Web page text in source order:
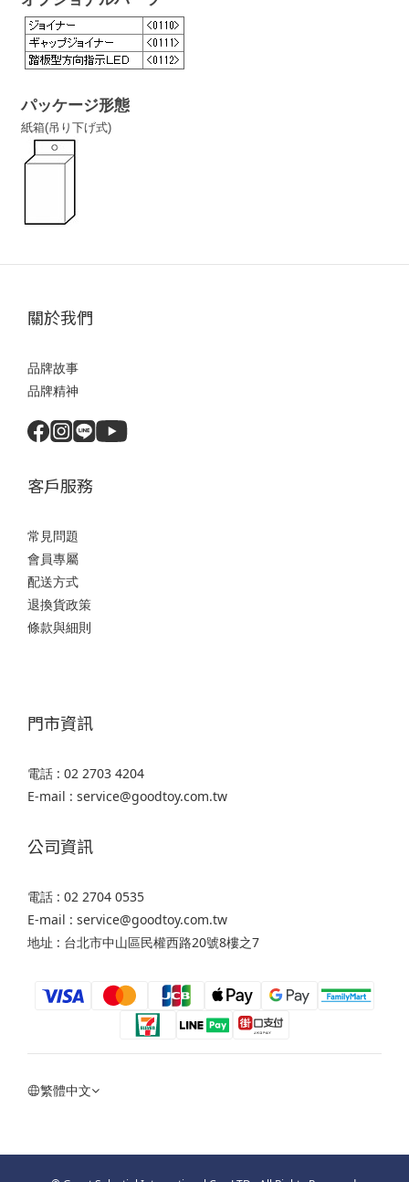
パッケージ形態
紙箱(吊り下げ式)
關於我們
品牌故事
品牌精神
客戶服務
常見問題
會員專屬
配送方式
退換貨政策
條款與細則
門市資訊
電話 : 02 2703 4204
E-mail : service@goodtoy.com.tw
公司資訊
電話 : 02 2704 0535
E-mail : service@goodtoy.com.tw
地址 : 台北市中山區民權西路20號8樓之7
繁體中文